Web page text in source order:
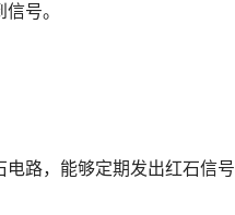
号。
路，能够定期发出红石信